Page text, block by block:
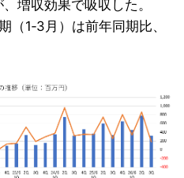
増収効果で吸収した。
（1‐3月）は前年同期比、